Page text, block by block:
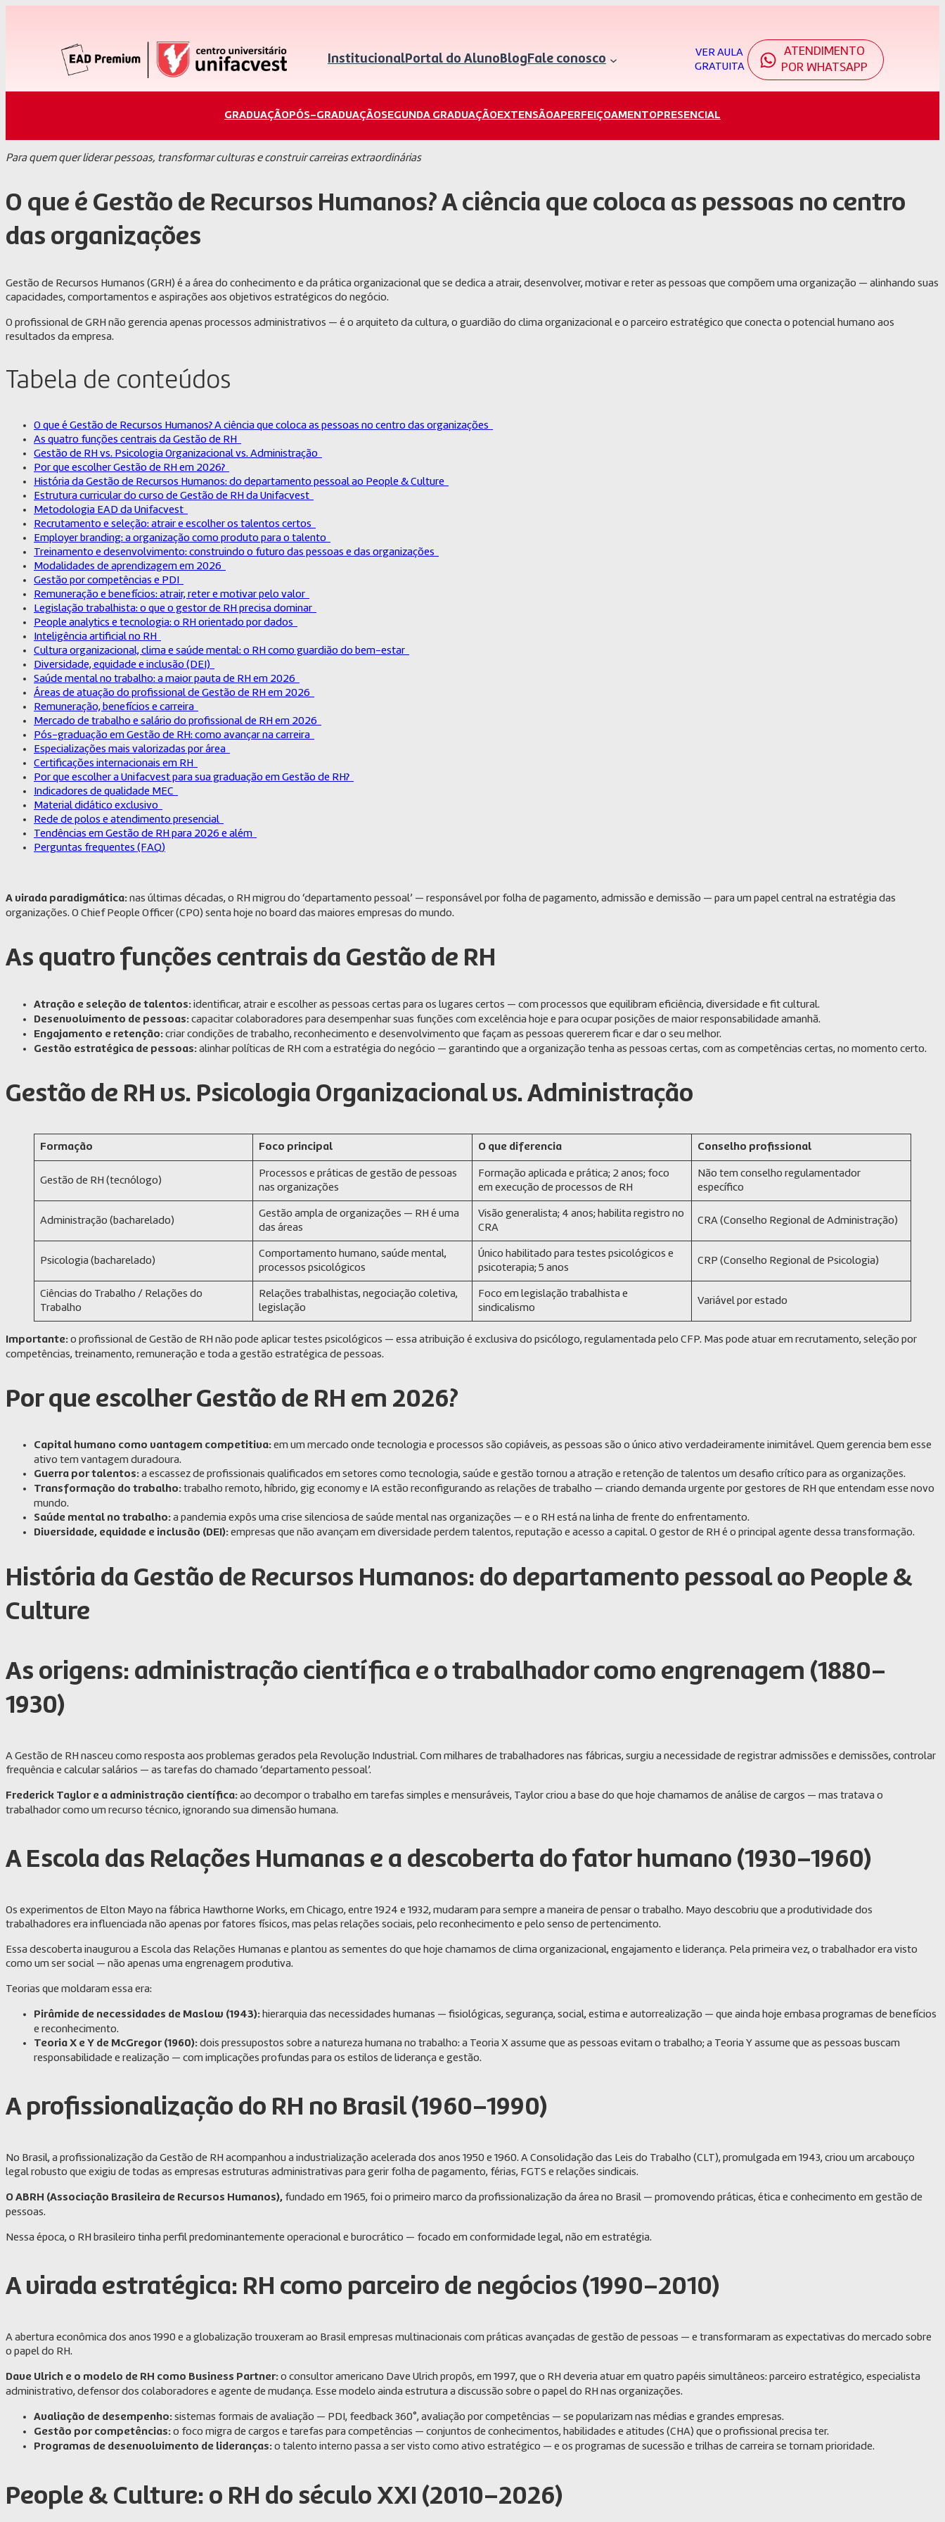
InstitucionalPortal do AlunoBlogFale conosco
VER AULA
GRATUITA
ATENDIMENTO
POR WHATSAPP
GRADUAÇÃOPÓS-GRADUAÇÃOSEGUNDA GRADUAÇÃOEXTENSÃOAPERFEIÇOAMENTOPRESENCIAL
Para quem quer liderar pessoas, transformar culturas e construir carreiras extraordinárias
O que é Gestão de Recursos Humanos? A ciência que coloca as pessoas no centro
das organizações
Gestão de Recursos Humanos (GRH) é a área do conhecimento e da prática organizacional que se dedica a atrair, desenvolver, motivar e reter as pessoas que compõem uma organização — alinhando suas
capacidades, comportamentos e aspirações aos objetivos estratégicos do negócio.
O profissional de GRH não gerencia apenas processos administrativos — é o arquiteto da cultura, o guardião do clima organizacional e o parceiro estratégico que conecta o potencial humano aos
resultados da empresa.
Tabela de conteúdos
O que é Gestão de Recursos Humanos? A ciência que coloca as pessoas no centro das organizações
As quatro funções centrais da Gestão de RH
Gestão de RH vs. Psicologia Organizacional vs. Administração
Por que escolher Gestão de RH em 2026?
História da Gestão de Recursos Humanos: do departamento pessoal ao People & Culture
Estrutura curricular do curso de Gestão de RH da Unifacvest
Metodologia EAD da Unifacvest
Recrutamento e seleção: atrair e escolher os talentos certos
Employer branding: a organização como produto para o talento
Treinamento e desenvolvimento: construindo o futuro das pessoas e das organizações
Modalidades de aprendizagem em 2026
Gestão por competências e PDI
Remuneração e benefícios: atrair, reter e motivar pelo valor
Legislação trabalhista: o que o gestor de RH precisa dominar
People analytics e tecnologia: o RH orientado por dados
Inteligência artificial no RH
Cultura organizacional, clima e saúde mental: o RH como guardião do bem-estar
Diversidade, equidade e inclusão (DEI)
Saúde mental no trabalho: a maior pauta de RH em 2026
Áreas de atuação do profissional de Gestão de RH em 2026
Remuneração, benefícios e carreira
Mercado de trabalho e salário do profissional de RH em 2026
Pós-graduação em Gestão de RH: como avançar na carreira
Especializações mais valorizadas por área
Certificações internacionais em RH
Por que escolher a Unifacvest para sua graduação em Gestão de RH?
Indicadores de qualidade MEC
Material didático exclusivo
Rede de polos e atendimento presencial
Tendências em Gestão de RH para 2026 e além
Perguntas frequentes (FAQ)
A virada paradigmática:nas últimas décadas, o RH migrou do ‘departamento pessoal’ — responsável por folha de pagamento, admissão e demissão — para um papel central na estratégia das
organizações. O Chief People Officer (CPO) senta hoje no board das maiores empresas do mundo.
As quatro funções centrais da Gestão de RH
Atração e seleção de talentos:identificar, atrair e escolher as pessoas certas para os lugares certos — com processos que equilibram eficiência, diversidade e fit cultural.
Desenvolvimento de pessoas:capacitar colaboradores para desempenhar suas funções com excelência hoje e para ocupar posições de maior responsabilidade amanhã.
Engajamento e retenção:criar condições de trabalho, reconhecimento e desenvolvimento que façam as pessoas quererem ficar e dar o seu melhor.
Gestão estratégica de pessoas:alinhar políticas de RH com a estratégia do negócio — garantindo que a organização tenha as pessoas certas, com as competências certas, no momento certo.
Gestão de RH vs. Psicologia Organizacional vs. Administração
Formação Foco principal O que diferencia Conselho profissional
Gestão de RH (tecnólogo)
Processos e práticas de gestão de pessoas
nas organizações
Formação aplicada e prática; 2 anos; foco
em execução de processos de RH
Não tem conselho regulamentador
específico
Administração (bacharelado)
Gestão ampla de organizações — RH é uma
das áreas
Visão generalista; 4 anos; habilita registro no
CRA
CRA (Conselho Regional de Administração)
Psicologia (bacharelado)
Comportamento humano, saúde mental,
processos psicológicos
Único habilitado para testes psicológicos e
psicoterapia; 5 anos
CRP (Conselho Regional de Psicologia)
Ciências do Trabalho / Relações do
Trabalho
Relações trabalhistas, negociação coletiva,
legislação
Foco em legislação trabalhista e
sindicalismo
Variável por estado
Importante:o profissional de Gestão de RH não pode aplicar testes psicológicos — essa atribuição é exclusiva do psicólogo, regulamentada pelo CFP. Mas pode atuar em recrutamento, seleção por
competências, treinamento, remuneração e toda a gestão estratégica de pessoas.
Por que escolher Gestão de RH em 2026?
Capital humano como vantagem competitiva:em um mercado onde tecnologia e processos são copiáveis, as pessoas são o único ativo verdadeiramente inimitável. Quem gerencia bem esse
ativo tem vantagem duradoura.
Guerra por talentos:a escassez de profissionais qualificados em setores como tecnologia, saúde e gestão tornou a atração e retenção de talentos um desafio crítico para as organizações.
Transformação do trabalho:trabalho remoto, híbrido, gig economy e IA estão reconfigurando as relações de trabalho — criando demanda urgente por gestores de RH que entendam esse novo
mundo.
Saúde mental no trabalho:a pandemia expôs uma crise silenciosa de saúde mental nas organizações — e o RH está na linha de frente do enfrentamento.
Diversidade, equidade e inclusão (DEI):empresas que não avançam em diversidade perdem talentos, reputação e acesso a capital. O gestor de RH é o principal agente dessa transformação.
História da Gestão de Recursos Humanos: do departamento pessoal ao People &
Culture
As origens: administração científica e o trabalhador como engrenagem (1880–
1930)
A Gestão de RH nasceu como resposta aos problemas gerados pela Revolução Industrial. Com milhares de trabalhadores nas fábricas, surgiu a necessidade de registrar admissões e demissões, controlar
frequência e calcular salários — as tarefas do chamado ‘departamento pessoal’.
Frederick Taylor e a administração científica:ao decompor o trabalho em tarefas simples e mensuráveis, Taylor criou a base do que hoje chamamos de análise de cargos — mas tratava o
trabalhador como um recurso técnico, ignorando sua dimensão humana.
A Escola das Relações Humanas e a descoberta do fator humano (1930–1960)
Os experimentos de Elton Mayo na fábrica Hawthorne Works, em Chicago, entre 1924 e 1932, mudaram para sempre a maneira de pensar o trabalho. Mayo descobriu que a produtividade dos
trabalhadores era influenciada não apenas por fatores físicos, mas pelas relações sociais, pelo reconhecimento e pelo senso de pertencimento.
Essa descoberta inaugurou a Escola das Relações Humanas e plantou as sementes do que hoje chamamos de clima organizacional, engajamento e liderança. Pela primeira vez, o trabalhador era visto
como um ser social — não apenas uma engrenagem produtiva.
Teorias que moldaram essa era:
Pirâmide de necessidades de Maslow (1943): hierarquia das necessidades humanas — fisiológicas, segurança, social, estima e autorrealização — que ainda hoje embasa programas de benefícios
e reconhecimento.
Teoria X e Y de McGregor (1960):dois pressupostos sobre a natureza humana no trabalho: a Teoria X assume que as pessoas evitam o trabalho; a Teoria Y assume que as pessoas buscam
responsabilidade e realização — com implicações profundas para os estilos de liderança e gestão.
A profissionalização do RH no Brasil (1960–1990)
No Brasil, a profissionalização da Gestão de RH acompanhou a industrialização acelerada dos anos 1950 e 1960. A Consolidação das Leis do Trabalho (CLT), promulgada em 1943, criou um arcabouço
legal robusto que exigiu de todas as empresas estruturas administrativas para gerir folha de pagamento, férias, FGTS e relações sindicais.
O ABRH (Associação Brasileira de Recursos Humanos), fundado em 1965, foi o primeiro marco da profissionalização da área no Brasil — promovendo práticas, ética e conhecimento em gestão de
pessoas.
Nessa época, o RH brasileiro tinha perfil predominantemente operacional e burocrático — focado em conformidade legal, não em estratégia.
A virada estratégica: RH como parceiro de negócios (1990–2010)
A abertura econômica dos anos 1990 e a globalização trouxeram ao Brasil empresas multinacionais com práticas avançadas de gestão de pessoas — e transformaram as expectativas do mercado sobre
o papel do RH.
Dave Ulrich e o modelo de RH como Business Partner:o consultor americano Dave Ulrich propôs, em 1997, que o RH deveria atuar em quatro papéis simultâneos: parceiro estratégico, especialista
administrativo, defensor dos colaboradores e agente de mudança. Esse modelo ainda estrutura a discussão sobre o papel do RH nas organizações.
Avaliação de desempenho:sistemas formais de avaliação — PDI, feedback 360°, avaliação por competências — se popularizam nas médias e grandes empresas.
Gestão por competências:o foco migra de cargos e tarefas para competências — conjuntos de conhecimentos, habilidades e atitudes (CHA) que o profissional precisa ter.
Programas de desenvolvimento de lideranças:o talento interno passa a ser visto como ativo estratégico — e os programas de sucessão e trilhas de carreira se tornam prioridade.
People & Culture: o RH do século XXI (2010–2026)